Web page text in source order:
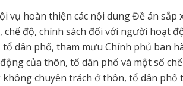
vụ hoàn thiện các nội dung Đề án
chế độ, chính sách đối với người hoạt
dân phố, tham mưu Chính phủ ban
của thôn, tổ dân phố và một số
không chuyên trách ở thôn, tổ dân phố